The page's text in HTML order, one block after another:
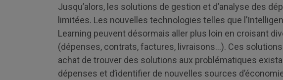
Jusqu’alors, les solutions de gestion et d’analyse des
limitées. Les nouvelles technologies telles que
Learning peuvent désormais aller plus loin en croisant
(dépenses, contrats, factures, livraisons…). Ces
achat de trouver des solutions aux problématiques
dépenses et d’identifier de nouvelles sources